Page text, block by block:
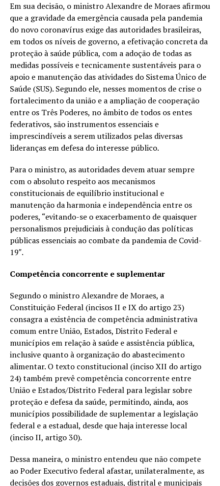
Em sua decisão, o ministro Alexandre de Moraes afirmou
que a gravidade da emergência causada pela pandemia
do novo coronavírus exige das autoridades brasileiras,
em todos os níveis de governo, a efetivação concreta da
proteção à saúde pública, com a adoção de todas as
medidas possíveis e tecnicamente sustentáveis para o
apoio e manutenção das atividades do Sistema Único de
Saúde (SUS). Segundo ele, nesses momentos de crise o
fortalecimento da união e a ampliação de cooperação
entre os Três Poderes, no âmbito de todos os entes
federativos, são instrumentos essenciais e
imprescindíveis a serem utilizados pelas diversas
lideranças em defesa do interesse público.
Para o ministro, as autoridades devem atuar sempre
com o absoluto respeito aos mecanismos
constitucionais de equilíbrio institucional e
manutenção da harmonia e independência entre os
poderes, “evitando-se o exacerbamento de quaisquer
personalismos prejudiciais à condução das políticas
públicas essenciais ao combate da pandemia de Covid-
19″.
Competência concorrente e suplementar
Segundo o ministro Alexandre de Moraes, a
Constituição Federal (incisos II e IX do artigo 23)
consagra a existência de competência administrativa
comum entre União, Estados, Distrito Federal e
municípios em relação à saúde e assistência pública,
inclusive quanto à organização do abastecimento
alimentar. O texto constitucional (inciso XII do artigo
24) também prevê competência concorrente entre
União e Estados/Distrito Federal para legislar sobre
proteção e defesa da saúde, permitindo, ainda, aos
municípios possibilidade de suplementar a legislação
federal e a estadual, desde que haja interesse local
(inciso II, artigo 30).
Dessa maneira, o ministro entendeu que não compete
ao Poder Executivo federal afastar, unilateralmente, as
decisões dos governos estaduais, distrital e municipais